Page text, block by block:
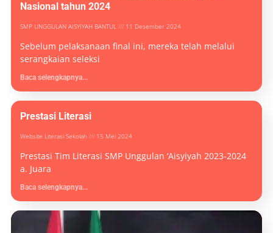
Nasional tahun 2024
SMP UNGGULAN AISYIYAH BANTUL 11 Desember 2024
Sebelum pelaksanaan final ini, mereka telah melalui
serangkaian seleksi
Baca selengkapnya...
Prestasi Literasi
Website Literasi Sekolah 15 Mei 2024
Prestasi Tim Literasi SMP Unggulan ‘Aisyiyah 2023-2024
a. Juara
Baca selengkapnya...